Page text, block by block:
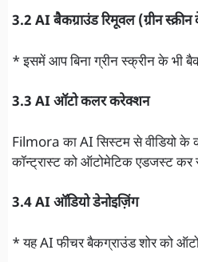
3.2 AI बैकग्राउंड रिमूवल (ग्रीन स्क्रीन
* इसमें आप बिना ग्रीन स्क्रीन के भी
3.3 AI ऑटो कलर करेक्शन
Filmora का AI सिस्टम से वीडियो
कॉन्ट्रास्ट को ऑटोमेटिक एडजस्ट
3.4 AI ऑडियो डेनोइज़िंग
* यह AI फीचर बैकग्राउंड शोर को